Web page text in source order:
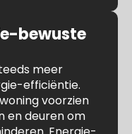
bewuste
meer
efficiëntie.
voorzien
en deuren om